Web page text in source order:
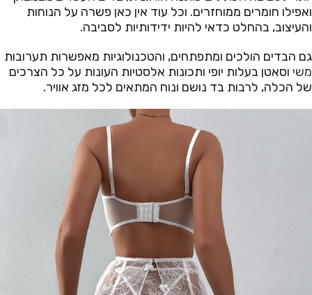
ואפילו חומרים ממוחזרים. וכל עוד אין כאן פשרה על הנוחות
והעיצוב, בהחלט כדאי להיות ידידותיות לסביבה.
גם הבדים הולכים ומתפתחים, והטכנולוגיות מאפשרות תערובות
משי וסאטן בעלות יופי ותכונות אלסטיות העונות על כל הצרכים
של הכלה, לרבות בד נושם ונוח המתאים לכל מזג אוויר.